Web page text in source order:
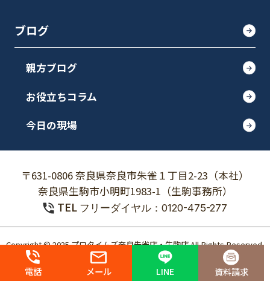
ブログ
親方ブログ
お役立ちコラム
今日の現場
〒631-0806 奈良県奈良市朱雀１丁目2-23（本社）
奈良県生駒市小明町1983-1（生駒事務所）
TEL フリーダイヤル：0120-475-277
Copyright © 2025 プロタイムズ奈良朱雀店・生駒店 All Rights Reserved.
個人情報保護方針
電話 メール LINE 資料請求